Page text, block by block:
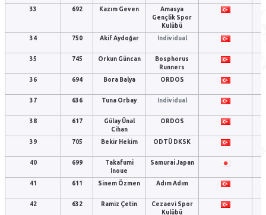
33 692 Kazım Geven
Amasya
Gençlik Spor
Kulübü
34
750 Akif Aydoğar Individual
35 745 Orkun Güncan
Bosphorus
Runners
36
694 Bora Balya ORDOS
37 636 Tuna Orbay Individual
38 617
Gülay Ünal
Cihan
ORDOS
39 705 Bekir Hekim ODTÜ DKSK
40 699
Takafumi
Inoue
Samurai Japan
41 611 Sinem Özmen Adım Adım
42 632 Ramiz Çetin
Cezaevi Spor
Kulübü